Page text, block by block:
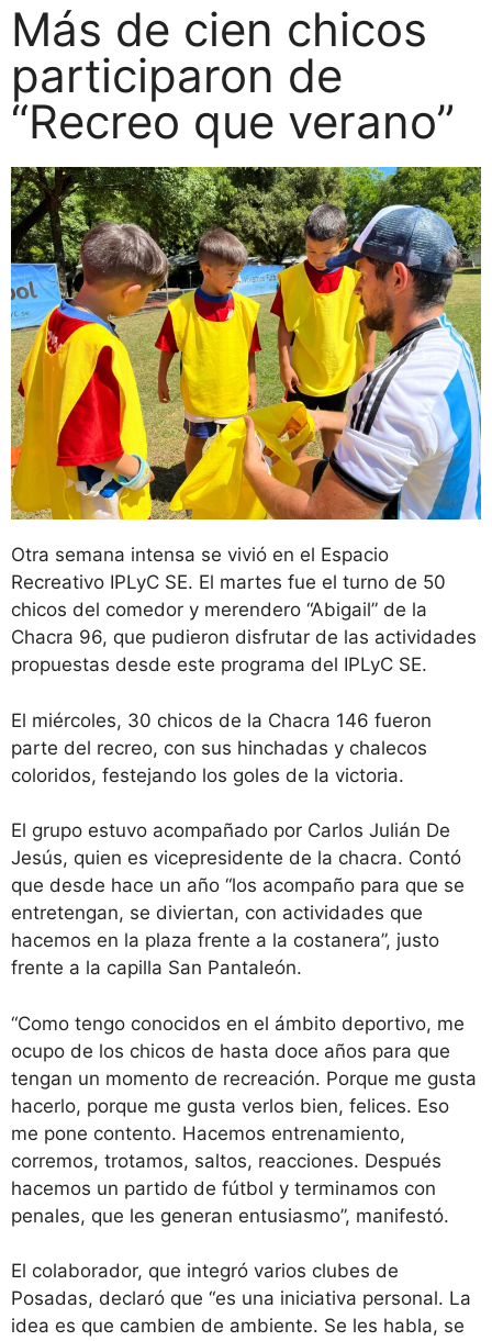
Más de cien chicos
participaron de
“Recreo que verano”
Otra semana intensa se vivió en el Espacio
Recreativo IPLyC SE. El martes fue el turno de 50
chicos del comedor y merendero “Abigail” de la
Chacra 96, que pudieron disfrutar de las actividades
propuestas desde este programa del IPLyC SE.
El miércoles, 30 chicos de la Chacra 146 fueron
parte del recreo, con sus hinchadas y chalecos
coloridos, festejando los goles de la victoria.
El grupo estuvo acompañado por Carlos Julián De
Jesús, quien es vicepresidente de la chacra. Contó
que desde hace un año “los acompaño para que se
entretengan, se diviertan, con actividades que
hacemos en la plaza frente a la costanera”, justo
frente a la capilla San Pantaleón.
“Como tengo conocidos en el ámbito deportivo, me
ocupo de los chicos de hasta doce años para que
tengan un momento de recreación. Porque me gusta
hacerlo, porque me gusta verlos bien, felices. Eso
me pone contento. Hacemos entrenamiento,
corremos, trotamos, saltos, reacciones. Después
hacemos un partido de fútbol y terminamos con
penales, que les generan entusiasmo”, manifestó.
El colaborador, que integró varios clubes de
Posadas, declaró que “es una iniciativa personal. La
idea es que cambien de ambiente. Se les habla, se